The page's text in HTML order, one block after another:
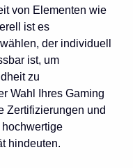
von Elementen wie
ist es
der individuell
ist, um
zu
Wahl Ihres Gaming
Zertifizierungen und
hindeuten.